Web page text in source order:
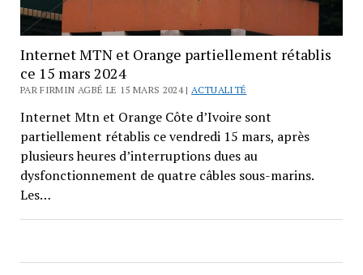
Internet MTN et Orange partiellement rétablis
ce 15 mars 2024
PAR FIRMIN AGBÉ LE 15 MARS 2024 | ACTUALITÉ
Internet Mtn et Orange Côte d’Ivoire sont
partiellement rétablis ce vendredi 15 mars, après
plusieurs heures d’interruptions dues au
dysfonctionnement de quatre câbles sous-marins.
Les…